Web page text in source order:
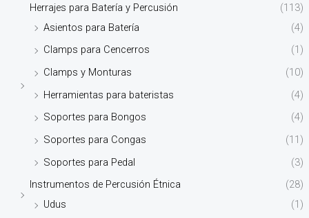
Herrajes para Batería y Percusión
(113)
Asientos para Batería
(4)
Clamps para Cencerros
(1)
Clamps y Monturas
(10)
Herramientas para bateristas
(4)
Soportes para Bongos
(4)
Soportes para Congas
(11)
Soportes para Pedal
(3)
Instrumentos de Percusión Étnica
(28)
Udus
(1)